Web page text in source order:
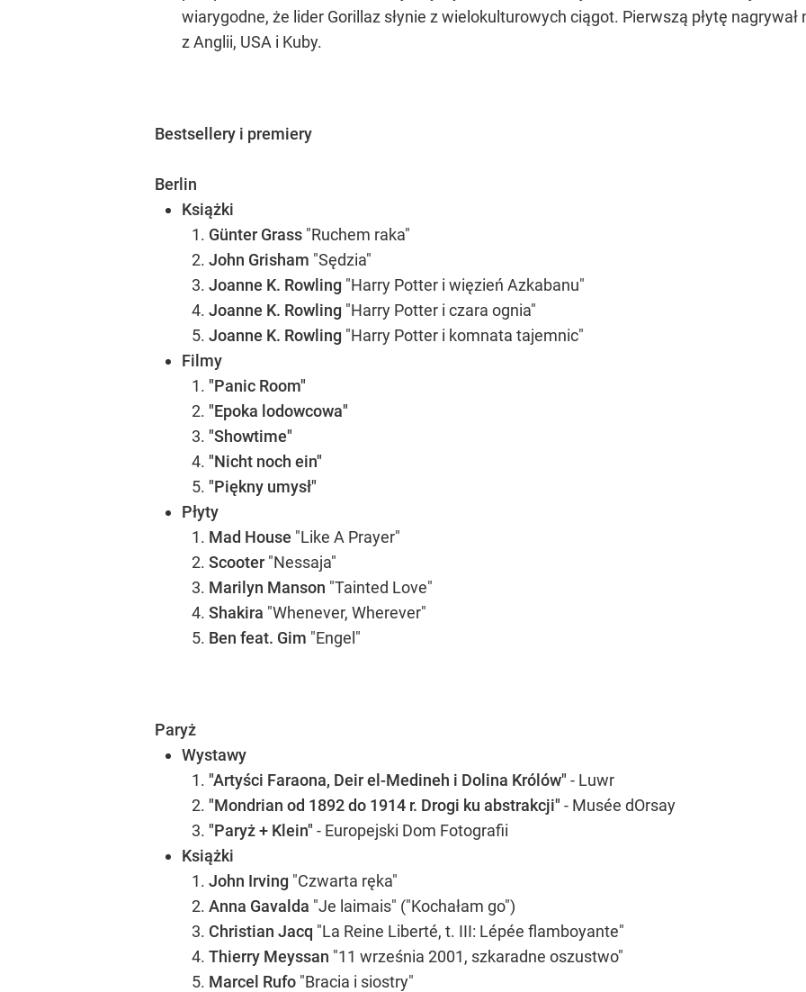
wiarygodne, że lider Gorillaz słynie z wielokulturowych ciągot. Pierwszą płytę
z Anglii, USA i Kuby.
Bestsellery i premiery
Berlin
Książki
Günter Grass "Ruchem raka"
John Grisham "Sędzia"
Joanne K. Rowling "Harry Potter i więzień Azkabanu"
Joanne K. Rowling "Harry Potter i czara ognia"
Joanne K. Rowling "Harry Potter i komnata tajemnic"
Filmy
"Panic Room"
"Epoka lodowcowa"
"Showtime"
"Nicht noch ein"
"Piękny umysł"
Płyty
Mad House "Like A Prayer"
Scooter "Nessaja"
Marilyn Manson "Tainted Love"
Shakira "Whenever, Wherever"
Ben feat. Gim "Engel"
Paryż
Wystawy
"Artyści Faraona, Deir el-Medineh i Dolina Królów" - Luwr
"Mondrian od 1892 do 1914 r. Drogi ku abstrakcji" - Musée dOrsay
"Paryż + Klein" - Europejski Dom Fotografii
Książki
John Irving "Czwarta ręka"
Anna Gavalda "Je laimais" ("Kochałam go")
Christian Jacq "La Reine Liberté, t. III: Lépée flamboyante"
Thierry Meyssan "11 września 2001, szkaradne oszustwo"
Marcel Rufo "Bracia i siostry"